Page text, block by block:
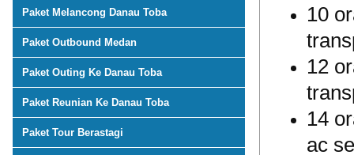
Paket Melancong Danau Toba
Paket Outbound Medan
Paket Outing Ke Danau Toba
Paket Reunian Ke Danau Toba
Paket Tour Berastagi
10
12
14
ac